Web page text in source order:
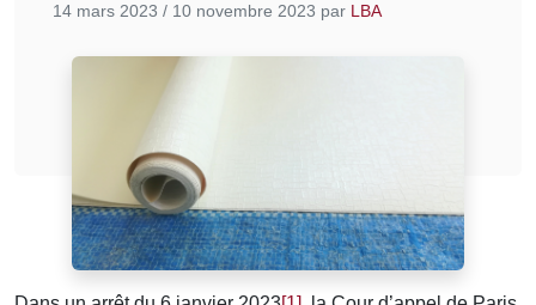
14 mars 2023 / 10 novembre 2023 par LBA